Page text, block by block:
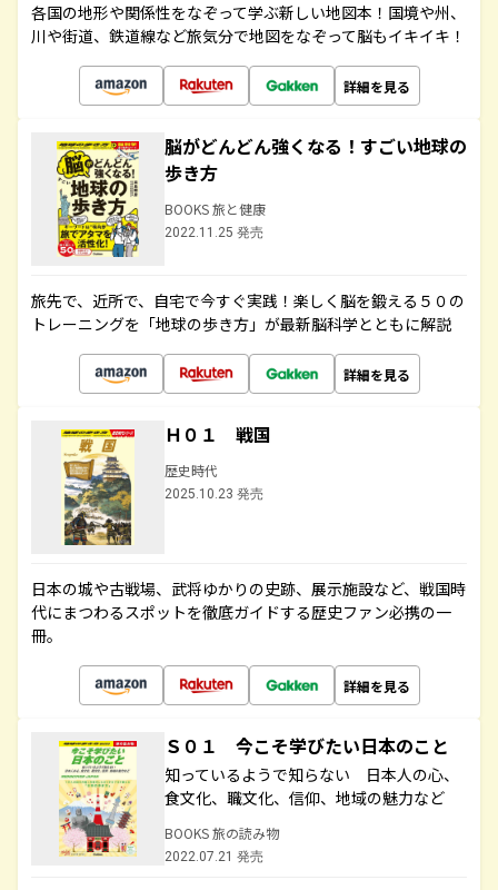
各国の地形や関係性をなぞって学ぶ新しい地図本！国境や州、
川や街道、鉄道線など旅気分で地図をなぞって脳もイキイキ！
詳細を見る
脳がどんどん強くなる！すごい地球の
歩き方
BOOKS 旅と健康
2022.11.25 発売
旅先で、近所で、自宅で今すぐ実践！楽しく脳を鍛える５０の
トレーニングを「地球の歩き方」が最新脳科学とともに解説
詳細を見る
Ｈ０１ 戦国
歴史時代
2025.10.23 発売
日本の城や古戦場、武将ゆかりの史跡、展示施設など、戦国時
代にまつわるスポットを徹底ガイドする歴史ファン必携の一
冊。
詳細を見る
Ｓ０１ 今こそ学びたい日本のこと
知っているようで知らない 日本人の心、
食文化、職文化、信仰、地域の魅力など
BOOKS 旅の読み物
2022.07.21 発売